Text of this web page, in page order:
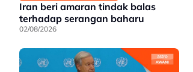
Iran beri amaran tindak balas
terhadap serangan baharu
02/08/2026